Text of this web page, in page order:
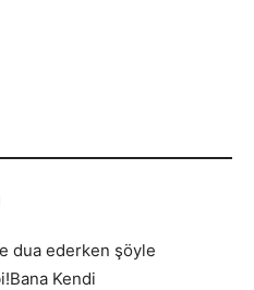
dua ederken şöyle
Kendi